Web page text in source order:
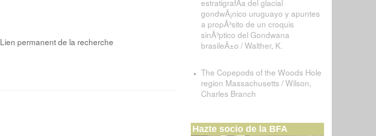
Lien permanent de la recherche
estratigrafÃ­a del glacial
gondwÃ¡nico uruguayo y apuntes
a propÃ³sito de un croquis
sinÃ³ptico del Gondwana
brasileÃ±o / Walther, K.
The Copepods of the Woods Hole
region Massachusetts / Wilson,
Charles Branch
Hazte socio de la BFA